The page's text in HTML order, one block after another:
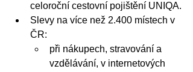
celoroční cestovní pojištění UNIQA.
Slevy na více než 2.400 místech v
ČR:
při nákupech, stravování a
vzdělávání, v internetových